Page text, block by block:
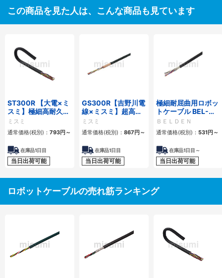
この商品を見た人は、こんな商品も見ています
ST300R 【大電×ミ
スミ】極細高耐久ロ
ボットケーブル（シ
ールド無・有）
ミスミ
通常価格(税別)： 793円 ～
在庫品1日目
当日出荷可能
GS300R【吉野川電
線×ミスミ】超高屈
曲銅合金ロボットケ
ーブル（シールド
無・有）
ミスミ
通常価格(税別)： 867 円 ～
在庫品1日目
当日出荷可能
極細耐屈曲用ロボッ
トケーブル BEL-
RBT 20276シリー
ズ UL／CE シールド
有・無
ＢＥＬＤＥＮ
通常価格(税別)： 531円 ～
在庫品1日目～
当日出荷可能
ロボットケーブルの売れ筋ランキング